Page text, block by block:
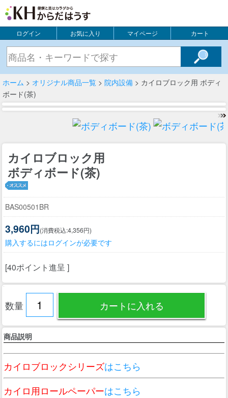
ログイン お気に入り マイページ カート
ホーム > オリジナル商品一覧 > 院内設備 > カイロブロック用 ボディ
ボード(茶)
カイロブロック用
ボディボード(茶)
BAS00501BR
3,960円(消費税込:4,356円)
購入するにはログインが必要です
[40ポイント進呈 ]
数量
商品説明
カイロブロックシリーズはこちら
カイロ用ロールペーパーはこちら